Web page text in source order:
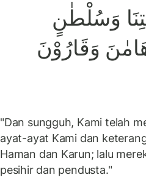
وَسُلْطٰنٍ
وَقَارُوْنَ
"Dan sungguh, Kami telah
ayat-ayat Kami dan
Haman dan Karun; lalu
pesihir dan pendusta."